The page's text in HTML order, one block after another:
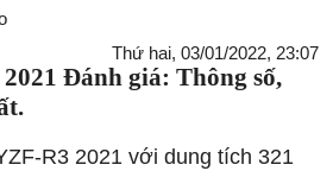
Thứ hai, 03/01/2022, 23:07
Đánh giá: Thông số,
R3 2021 với dung tích 321